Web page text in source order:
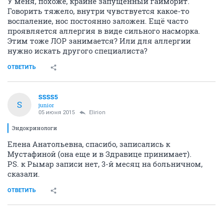
Говорить тяжело, внутри чувствуется какое-то
воспаление, нос постоянно заложен. Ещё часто
проявляется аллергия в виде сильного насморка.
Этим тоже ЛОР занимается? Или для аллергии
нужно искать другого специалиста?
ОТВЕТИТЬ
S
SSSS5
junior
05 июня 2015 Elirion
Эндокринологи
Елена Анатольевна, спасибо, записались к
Мустафиной (она еще и в Здравице принимает).
PS. к Рымар записи нет, 3-й месяц на больничном,
сказали.
ОТВЕТИТЬ